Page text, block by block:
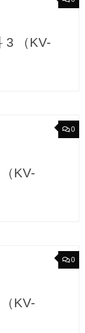
3 （KV-
0
KV-
0
KV-